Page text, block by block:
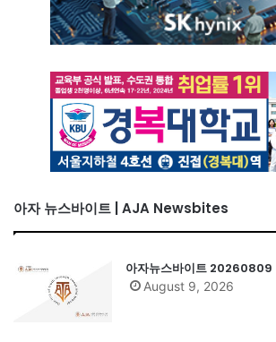
아자 뉴스바이트 | AJA Newsbites
아자뉴스바이트 20260809
August 9, 2026